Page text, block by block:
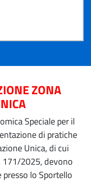
ZONA
Speciale per il
di pratiche
Unica, di cui
171/2025, devono
lo Sportello